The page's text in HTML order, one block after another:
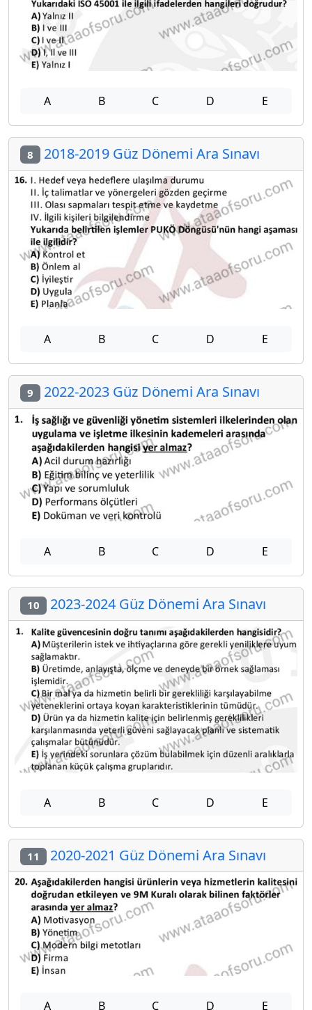
A B C D E
8 2018-2019 Güz Dönemi Ara Sınavı
A B C D E
9 2022-2023 Güz Dönemi Ara Sınavı
A B C D E
10 2023-2024 Güz Dönemi Ara Sınavı
A B C D E
11 2020-2021 Güz Dönemi Ara Sınavı
A B C D E